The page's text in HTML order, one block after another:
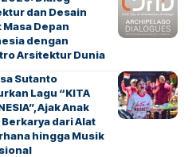
dan Desain
Depan
dengan
Arsitektur Dunia
Sutanto
Lagu “KITA
Ajak Anak
Berkarya dari Alat
hingga Musik